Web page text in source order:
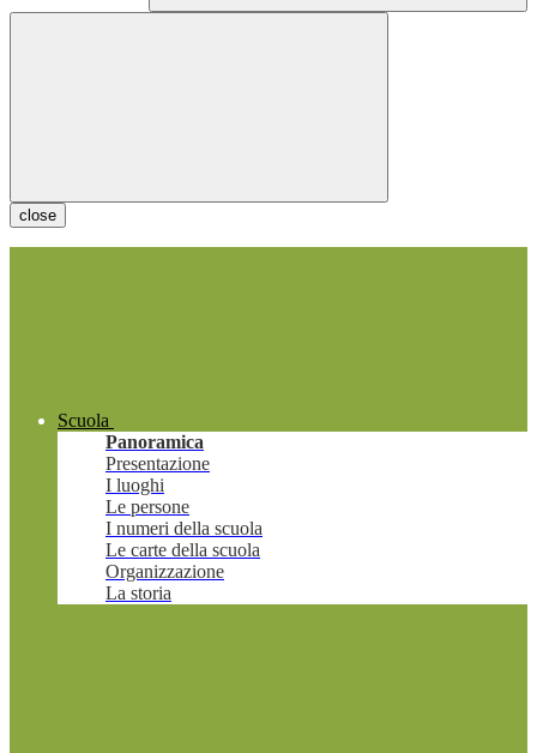
close
Scuola
Panoramica
Presentazione
I luoghi
Le persone
I numeri della scuola
Le carte della scuola
Organizzazione
La storia